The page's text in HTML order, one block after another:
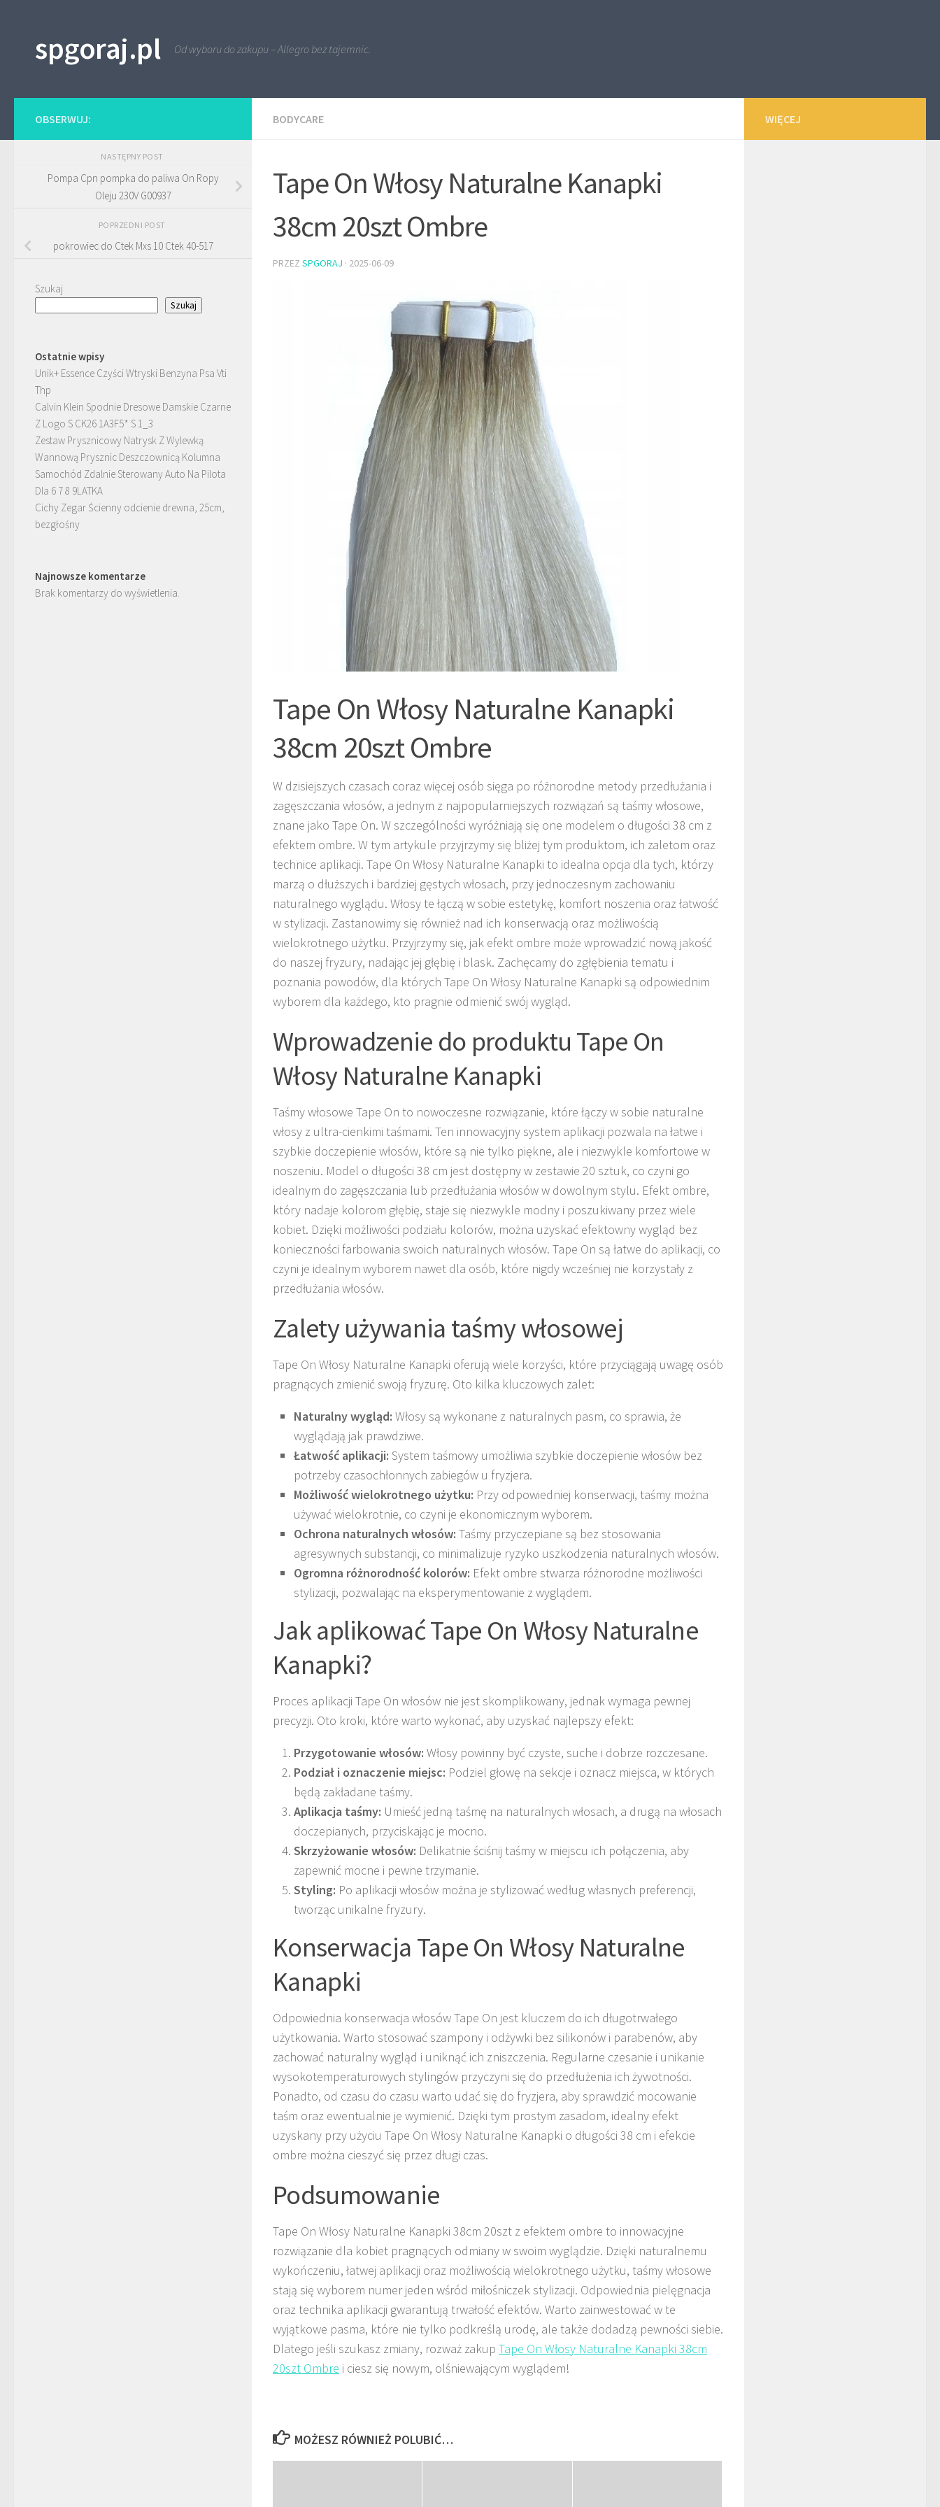
spgoraj.pl Od wyboru do zakupu – Allegro bez tajemnic.
BODYCARE
Tape On Włosy Naturalne Kanapki
38cm 20szt Ombre
PRZEZ SPGORAJ · 2025-06-09
Tape On Włosy Naturalne Kanapki
38cm 20szt Ombre
W dzisiejszych czasach coraz więcej osób sięga po różnorodne metody przedłużania i
zagęszczania włosów, a jednym z najpopularniejszych rozwiązań są taśmy włosowe,
znane jako Tape On. W szczególności wyróżniają się one modelem o długości 38 cm z
efektem ombre. W tym artykule przyjrzymy się bliżej tym produktom, ich zaletom oraz
technice aplikacji. Tape On Włosy Naturalne Kanapki to idealna opcja dla tych, którzy
marzą o dłuższych i bardziej gęstych włosach, przy jednoczesnym zachowaniu
naturalnego wyglądu. Włosy te łączą w sobie estetykę, komfort noszenia oraz łatwość
w stylizacji. Zastanowimy się również nad ich konserwacją oraz możliwością
wielokrotnego użytku. Przyjrzymy się, jak efekt ombre może wprowadzić nową jakość
do naszej fryzury, nadając jej głębię i blask. Zachęcamy do zgłębienia tematu i
poznania powodów, dla których Tape On Włosy Naturalne Kanapki są odpowiednim
wyborem dla każdego, kto pragnie odmienić swój wygląd.
Wprowadzenie do produktu Tape On
Włosy Naturalne Kanapki
Taśmy włosowe Tape On to nowoczesne rozwiązanie, które łączy w sobie naturalne
włosy z ultra-cienkimi taśmami. Ten innowacyjny system aplikacji pozwala na łatwe i
szybkie doczepienie włosów, które są nie tylko piękne, ale i niezwykle komfortowe w
noszeniu. Model o długości 38 cm jest dostępny w zestawie 20 sztuk, co czyni go
idealnym do zagęszczania lub przedłużania włosów w dowolnym stylu. Efekt ombre,
który nadaje kolorom głębię, staje się niezwykle modny i poszukiwany przez wiele
kobiet. Dzięki możliwości podziału kolorów, można uzyskać efektowny wygląd bez
konieczności farbowania swoich naturalnych włosów. Tape On są łatwe do aplikacji, co
czyni je idealnym wyborem nawet dla osób, które nigdy wcześniej nie korzystały z
przedłużania włosów.
Zalety używania taśmy włosowej
Tape On Włosy Naturalne Kanapki oferują wiele korzyści, które przyciągają uwagę osób
pragnących zmienić swoją fryzurę. Oto kilka kluczowych zalet:
Naturalny wygląd: Włosy są wykonane z naturalnych pasm, co sprawia, że
wyglądają jak prawdziwe.
Łatwość aplikacji: System taśmowy umożliwia szybkie doczepienie włosów bez
potrzeby czasochłonnych zabiegów u fryzjera.
Możliwość wielokrotnego użytku: Przy odpowiedniej konserwacji, taśmy można
używać wielokrotnie, co czyni je ekonomicznym wyborem.
Ochrona naturalnych włosów: Taśmy przyczepiane są bez stosowania
agresywnych substancji, co minimalizuje ryzyko uszkodzenia naturalnych włosów.
Ogromna różnorodność kolorów: Efekt ombre stwarza różnorodne możliwości
stylizacji, pozwalając na eksperymentowanie z wyglądem.
Jak aplikować Tape On Włosy Naturalne
Kanapki?
Proces aplikacji Tape On włosów nie jest skomplikowany, jednak wymaga pewnej
precyzji. Oto kroki, które warto wykonać, aby uzyskać najlepszy efekt:
Przygotowanie włosów: Włosy powinny być czyste, suche i dobrze rozczesane.
Podział i oznaczenie miejsc: Podziel głowę na sekcje i oznacz miejsca, w których
będą zakładane taśmy.
Aplikacja taśmy: Umieść jedną taśmę na naturalnych włosach, a drugą na włosach
doczepianych, przyciskając je mocno.
Skrzyżowanie włosów: Delikatnie ściśnij taśmy w miejscu ich połączenia, aby
zapewnić mocne i pewne trzymanie.
Styling: Po aplikacji włosów można je stylizować według własnych preferencji,
tworząc unikalne fryzury.
Konserwacja Tape On Włosy Naturalne
Kanapki
Odpowiednia konserwacja włosów Tape On jest kluczem do ich długotrwałego
użytkowania. Warto stosować szampony i odżywki bez silikonów i parabenów, aby
zachować naturalny wygląd i uniknąć ich zniszczenia. Regularne czesanie i unikanie
wysokotemperaturowych stylingów przyczyni się do przedłużenia ich żywotności.
Ponadto, od czasu do czasu warto udać się do fryzjera, aby sprawdzić mocowanie
taśm oraz ewentualnie je wymienić. Dzięki tym prostym zasadom, idealny efekt
uzyskany przy użyciu Tape On Włosy Naturalne Kanapki o długości 38 cm i efekcie
ombre można cieszyć się przez długi czas.
Podsumowanie
Tape On Włosy Naturalne Kanapki 38cm 20szt z efektem ombre to innowacyjne
rozwiązanie dla kobiet pragnących odmiany w swoim wyglądzie. Dzięki naturalnemu
wykończeniu, łatwej aplikacji oraz możliwością wielokrotnego użytku, taśmy włosowe
stają się wyborem numer jeden wśród miłośniczek stylizacji. Odpowiednia pielęgnacja
oraz technika aplikacji gwarantują trwałość efektów. Warto zainwestować w te
wyjątkowe pasma, które nie tylko podkreślą urodę, ale także dodadzą pewności siebie.
Dlatego jeśli szukasz zmiany, rozważ zakup Tape On Włosy Naturalne Kanapki 38cm
20szt Ombre i ciesz się nowym, olśniewającym wyglądem!
MOŻESZ RÓWNIEŻ POLUBIĆ…
OBSERWUJ:
NASTĘPNY POST
Pompa Cpn pompka do paliwa On Ropy
Oleju 230V G00937
POPRZEDNI POST
pokrowiec do Ctek Mxs 10 Ctek 40-517
Szukaj
Szukaj
Ostatnie wpisy
Unik+ Essence Czyści Wtryski Benzyna Psa Vti
Thp
Calvin Klein Spodnie Dresowe Damskie Czarne
Z Logo S CK26 1A3F5* S 1_3
Zestaw Prysznicowy Natrysk Z Wylewką
Wannową Prysznic Deszczownicą Kolumna
Samochód Zdalnie Sterowany Auto Na Pilota
Dla 6 7 8 9LATKA
Cichy Zegar Ścienny odcienie drewna, 25cm,
bezgłośny
Najnowsze komentarze
Brak komentarzy do wyświetlenia.
WIĘCEJ